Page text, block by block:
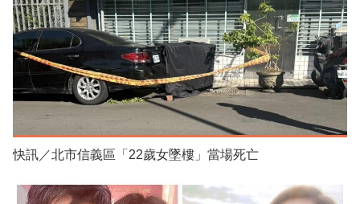
快訊／北市信義區「22歲女墜樓」當場死亡